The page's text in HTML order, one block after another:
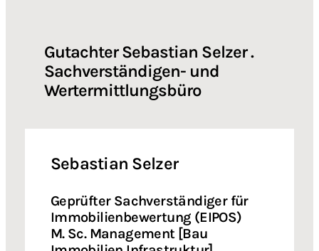
Gutachter Sebastian Selzer .
Sachverständigen- und
Wertermittlungsbüro
Sebastian Selzer
Geprüfter Sachverständiger für
Immobilienbewertung (EIPOS)
M. Sc. Management [Bau